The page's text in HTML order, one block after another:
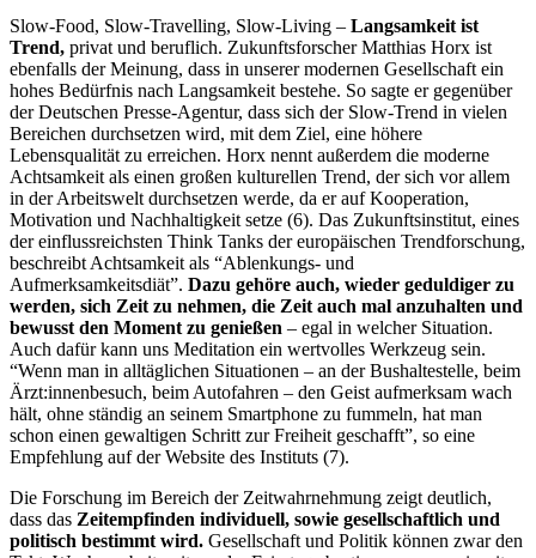
Slow-Food, Slow-Travelling, Slow-Living – Langsamkeit ist
Trend, privat und beruflich. Zukunftsforscher Matthias Horx ist
ebenfalls der Meinung, dass in unserer modernen Gesellschaft ein
hohes Bedürfnis nach Langsamkeit bestehe. So sagte er gegenüber
der Deutschen Presse-Agentur, dass sich der Slow-Trend in vielen
Bereichen durchsetzen wird, mit dem Ziel, eine höhere
Lebensqualität zu erreichen. Horx nennt außerdem die moderne
Achtsamkeit als einen großen kulturellen Trend, der sich vor allem
in der Arbeitswelt durchsetzen werde, da er auf Kooperation,
Motivation und Nachhaltigkeit setze (6). Das Zukunftsinstitut, eines
der einflussreichsten Think Tanks der europäischen Trendforschung,
beschreibt Achtsamkeit als “Ablenkungs- und
Aufmerksamkeitsdiät”. Dazu gehöre auch, wieder geduldiger zu
werden, sich Zeit zu nehmen, die Zeit auch mal anzuhalten und
bewusst den Moment zu genießen – egal in welcher Situation.
Auch dafür kann uns Meditation ein wertvolles Werkzeug sein.
“Wenn man in alltäglichen Situationen – an der Bushaltestelle, beim
Ärzt:innenbesuch, beim Autofahren – den Geist aufmerksam wach
hält, ohne ständig an seinem Smartphone zu fummeln, hat man
schon einen gewaltigen Schritt zur Freiheit geschafft”, so eine
Empfehlung auf der Website des Instituts (7).
Die Forschung im Bereich der Zeitwahrnehmung zeigt deutlich,
dass das Zeitempfinden individuell, sowie gesellschaftlich und
politisch bestimmt wird. Gesellschaft und Politik können zwar den